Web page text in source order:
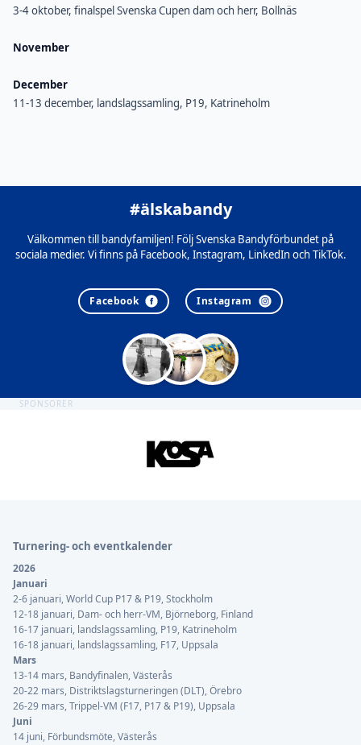
3-4 oktober, finalspel Svenska Cupen dam och herr, Bollnäs
November
December
11-13 december, landslagssamling, P19, Katrineholm
#älskabandy
Välkommen till bandyfamiljen! Följ Svenska Bandyförbundet på
sociala medier. Vi finns på Facebook, Instagram, LinkedIn och TikTok.
Facebook Instagram
SPONSORER
Turnering- och eventkalender
2026
Januari
2-6 januari, World Cup P17 & P19, Stockholm
12-18 januari, Dam- och herr-VM, Björneborg, Finland
16-17 januari, landslagssamling, P19, Katrineholm
16-18 januari, landslagssamling, F17, Uppsala
Mars
13-14 mars, Bandyfinalen, Västerås
20-22 mars, Distriktslagsturneringen (DLT), Örebro
26-29 mars, Trippel-VM (F17, P17 & P19), Uppsala
Juni
14 juni, Förbundsmöte, Västerås